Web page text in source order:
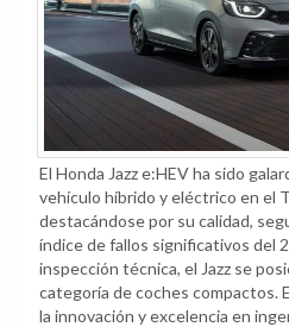
El Honda Jazz e:HEV ha sido
vehículo híbrido y eléctrico en el
destacándose por su calidad,
índice de fallos significativos del
inspección técnica, el Jazz se
categoría de coches compactos.
la innovación y excelencia en